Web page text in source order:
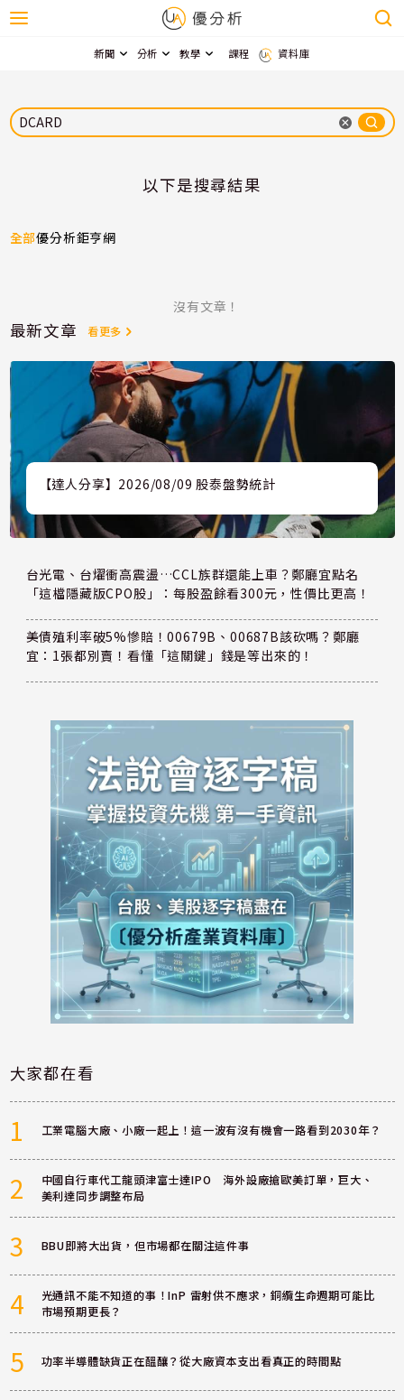
新聞 分析 教學 課程 資料庫
以下是搜尋結果
全部優分析鉅亨網
沒有文章！
最新文章 看更多
【達人分享】2026/08/09 股泰盤勢統計
台光電、台燿衝高震盪…CCL族群還能上車？鄭廳宜點名
「這檔隱藏版CPO股」：每股盈餘看300元，性價比更高！
美債殖利率破5%慘賠！00679B、00687B該砍嗎？鄭廳
宜：1張都別賣！看懂「這關鍵」錢是等出來的！
大家都在看
1 工業電腦大廠、小廠一起上！這一波有沒有機會一路看到2030年？
2
中國自行車代工龍頭津富士達IPO 海外設廠搶歐美訂單，巨大、
美利達同步調整布局
3 BBU即將大出貨，但市場都在關注這件事
4
光通訊不能不知道的事！InP 雷射供不應求，銅纜生命週期可能比
市場預期更長？
5 功率半導體缺貨正在醞釀？從大廠資本支出看真正的時間點